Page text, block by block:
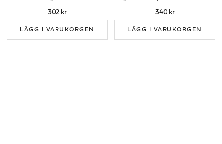
302 kr
LÄGG I VARUKORGEN
340 kr
LÄGG I VARUKORGEN